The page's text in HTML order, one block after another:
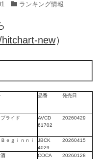
ランキング情報
new）
品番 発売日
ライド
AVCD
61702
20260429
ｅｇｉｎｎｉ
JBCK
4029
20260415
COCA
20260128